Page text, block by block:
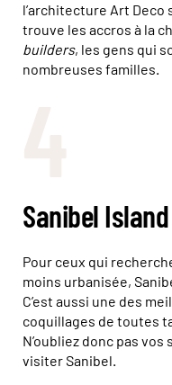
l’architecture Art Deco
trouve les accros à la
builders, les gens qui
nombreuses familles.
Sanibel Island
Pour ceux qui
moins urbanisée,
C’est aussi une des
coquillages de toutes
N’oubliez donc pas
visiter Sanibel.